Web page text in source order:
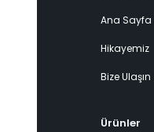
Ana Sayfa
Hikayemiz
Bize Ulaşın
Ürünler